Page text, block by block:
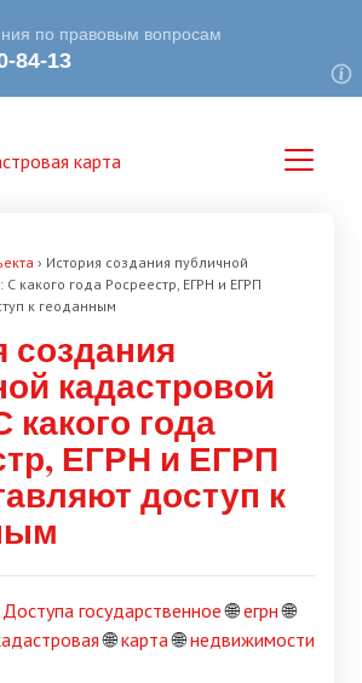
› История создания публичной
какого года Росреестр, ЕГРН и ЕГРП
к геоданным
создания
кадастровой
какого года
ЕГРН и ЕГРП
доступ к
Доступа государственное🌐егрн🌐
🌐карта🌐недвижимости